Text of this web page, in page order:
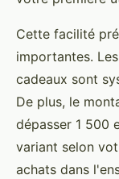
Cette facilité
importantes.
cadeaux sont
De plus, le
dépasser 1 500
variant selon
achats dans